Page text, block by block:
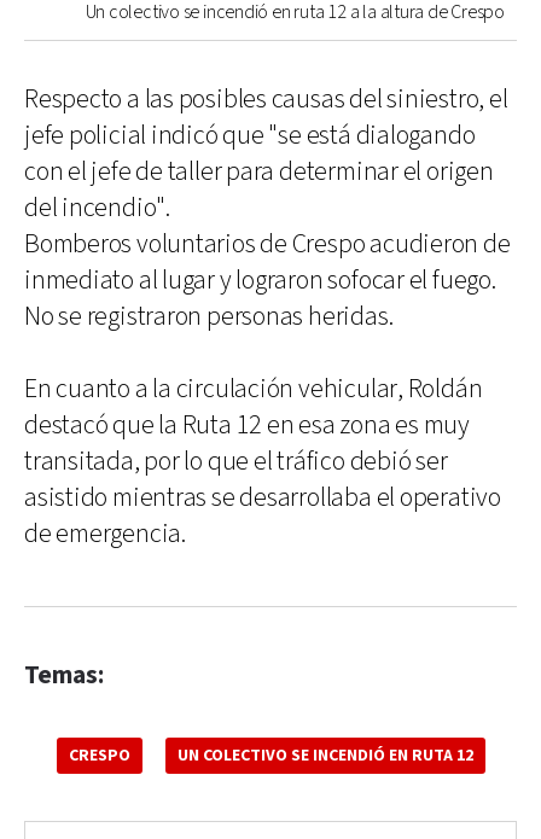
Un colectivo se incendió en ruta 12 a la altura de Crespo
Respecto a las posibles causas del siniestro, el
jefe policial indicó que "se está dialogando
con el jefe de taller para determinar el origen
del incendio".
Bomberos voluntarios de Crespo acudieron de
inmediato al lugar y lograron sofocar el fuego.
No se registraron personas heridas.
En cuanto a la circulación vehicular, Roldán
destacó que la Ruta 12 en esa zona es muy
transitada, por lo que el tráfico debió ser
asistido mientras se desarrollaba el operativo
de emergencia.
Temas:
CRESPO UN COLECTIVO SE INCENDIÓ EN RUTA 12